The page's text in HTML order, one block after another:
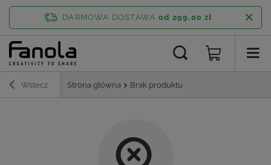
DARMOWA DOSTAWA od 299,00 zł
Wstecz Strona główna Brak produktu